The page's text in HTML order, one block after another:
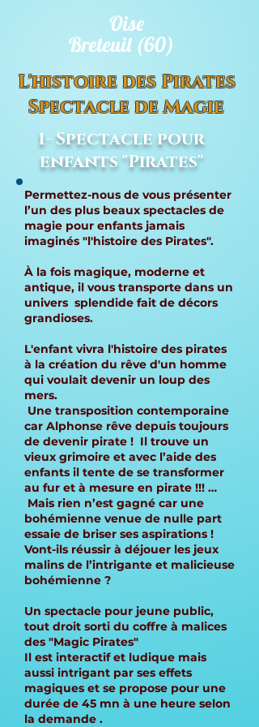
Breteuil (60)
Oise
L'histoire des Pirates
Spectacle de Magie
1- Spectacle pour
enfants "Pirates"
Permettez-nous de vous présenter
l’un des plus beaux spectacles de
magie pour enfants jamais
imaginés "l'histoire des Pirates".
À la fois magique, moderne et
antique, il vous transporte dans un
univers splendide fait de décors
grandioses.
L'enfant vivra l'histoire des pirates
à la création du rêve d'un homme
qui voulait devenir un loup des
mers.
Une transposition contemporaine
car Alphonse rêve depuis toujours
de devenir pirate ! Il trouve un
vieux grimoire et avec l’aide des
enfants il tente de se transformer
au fur et à mesure en pirate !!! …
Mais rien n’est gagné car une
bohémienne venue de nulle part
essaie de briser ses aspirations !
Vont-ils réussir à déjouer les jeux
malins de l’intrigante et malicieuse
bohémienne ?
Un spectacle pour jeune public,
tout droit sorti du coffre à malices
des "Magic Pirates"
Il est interactif et ludique mais
aussi intrigant par ses effets
magiques et se propose pour une
durée de 45 mn à une heure selon
la demande .